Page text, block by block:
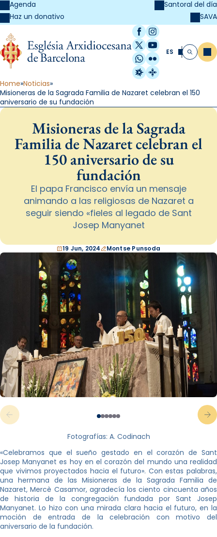
Agenda
Haz un donativo
Santoral del día
SAVA
Facebook
Instagram
X / Twitter
YouTube
WhatsApp
Flickr
Radio Estel
Catalunya
ES Buscar
Home Noticias
Misioneras de la Sagrada Familia de Nazaret celebran el 150
aniversario de su fundación
Misioneras de la Sagrada
Familia de Nazaret celebran el
150 aniversario de su
fundación
El papa Francisco envía un mensaje
animando a las religiosas de Nazaret a
seguir siendo «fieles al legado de Sant
Josep Manyanet
19 Jun, 2024 Montse Punsoda
Fotografías: A. Codinach
«Celebramos que el sueño gestado en el corazón de Sant
Josep Manyanet es hoy en el corazón del mundo una realidad
que vivimos proyectados hacia el futuro». Con estas palabras,
una hermana de las Misioneras de la Sagrada Familia de
Nazaret, Mercè Casamor, agradecía los ciento cincuenta años
de historia de la congregación fundada por Sant Josep
Manyanet. Lo hizo con una mirada clara hacia el futuro, en la
moción de entrada de la celebración con motivo del
aniversario de la fundación.